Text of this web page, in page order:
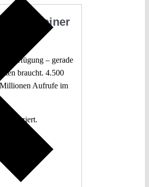
mit einer
Verfügung – gerade
braucht. 4.500
Aufrufe im
bleibt.